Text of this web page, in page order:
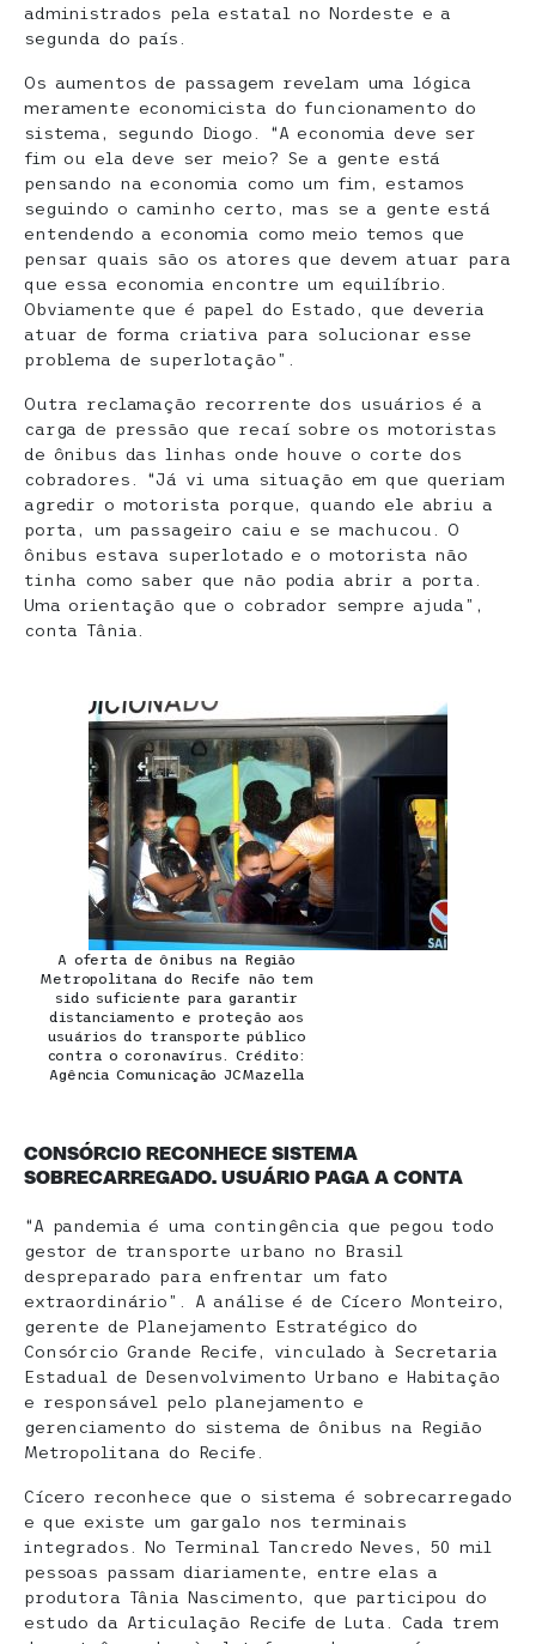
administrados pela estatal no Nordeste e a
segunda do país.
Os aumentos de passagem revelam uma lógica
meramente economicista do funcionamento do
sistema, segundo Diogo. “A economia deve ser
fim ou ela deve ser meio? Se a gente está
pensando na economia como um fim, estamos
seguindo o caminho certo, mas se a gente está
entendendo a economia como meio temos que
pensar quais são os atores que devem atuar para
que essa economia encontre um equilíbrio.
Obviamente que é papel do Estado, que deveria
atuar de forma criativa para solucionar esse
problema de superlotação”.
Outra reclamação recorrente dos usuários é a
carga de pressão que recaí sobre os motoristas
de ônibus das linhas onde houve o corte dos
cobradores. “Já vi uma situação em que queriam
agredir o motorista porque, quando ele abriu a
porta, um passageiro caiu e se machucou. O
ônibus estava superlotado e o motorista não
tinha como saber que não podia abrir a porta.
Uma orientação que o cobrador sempre ajuda”,
conta Tânia.
A oferta de ônibus na Região
Metropolitana do Recife não tem
sido suficiente para garantir
distanciamento e proteção aos
usuários do transporte público
contra o coronavírus. Crédito:
Agência Comunicação JCMazella
CONSÓRCIO RECONHECE SISTEMA
SOBRECARREGADO. USUÁRIO PAGA A CONTA
“A pandemia é uma contingência que pegou todo
gestor de transporte urbano no Brasil
despreparado para enfrentar um fato
extraordinário”. A análise é de Cícero Monteiro,
gerente de Planejamento Estratégico do
Consórcio Grande Recife, vinculado à Secretaria
Estadual de Desenvolvimento Urbano e Habitação
e responsável pelo planejamento e
gerenciamento do sistema de ônibus na Região
Metropolitana do Recife.
Cícero reconhece que o sistema é sobrecarregado
e que existe um gargalo nos terminais
integrados. No Terminal Tancredo Neves, 50 mil
pessoas passam diariamente, entre elas a
produtora Tânia Nascimento, que participou do
estudo da Articulação Recife de Luta. Cada trem